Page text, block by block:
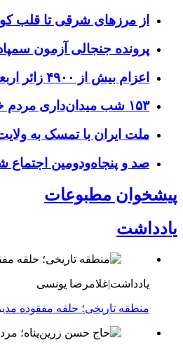
از مرزهای شرقی تا قلب
پرونده جنجالی آزمون
اعزام بیش از ۴۹۰۰ زائر اربعین حسینی از خراسان جنوبی
۱۵۳ شب میدان‌داری مردم خراسان جنوبی با حضور استاندار و مسئولان
ملت ایران با تمسک به
صد و پنجاه‌ودومین
پیشخوان مطبوعات
یادداشت
یادداشت|غلامرضا یونسی
منطقه تاریخی؛ حلقه مفقوده